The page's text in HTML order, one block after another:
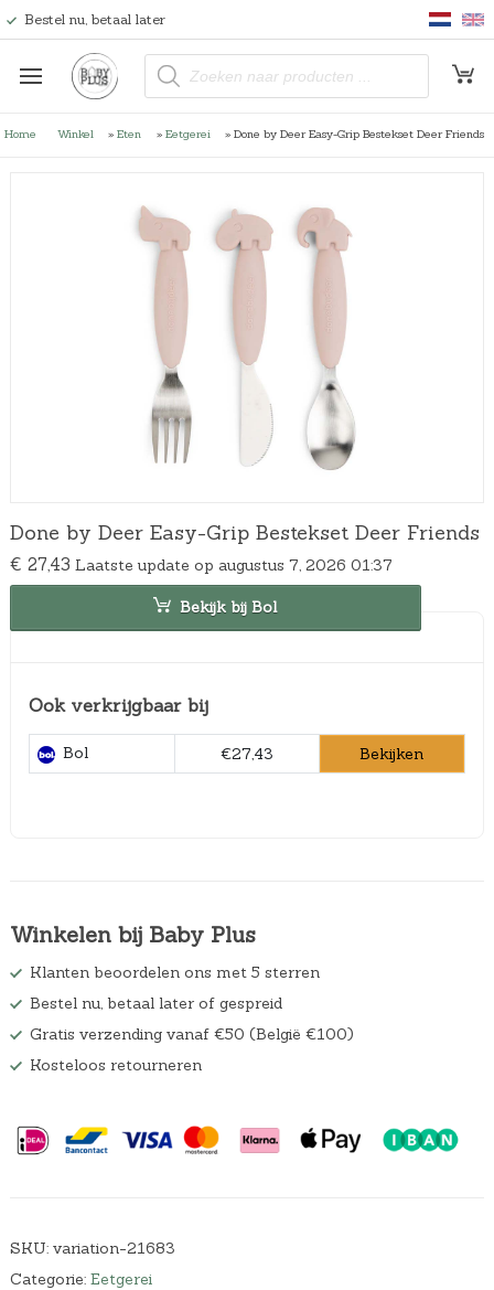
Bestel nu, betaal later
P
o
o
k
Home Winkel » Eten » Eetgerei » Done by Deer Easy-Grip Bestekset Deer Friends
Done by Deer Easy-Grip Bestekset Deer Friends
€ 27,43 Laatste update op augustus 7, 2026 01:37
Bekijk bij Bol
Ook verkrijgbaar bij
Bol €27,43 Bekijken
Winkelen bij Baby Plus
Klanten beoordelen ons met 5 sterren
Bestel nu, betaal later of gespreid
Gratis verzending vanaf €50 (België €100)
Kosteloos retourneren
SKU: variation-21683
Categorie: Eetgerei